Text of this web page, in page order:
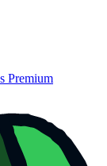
Premium